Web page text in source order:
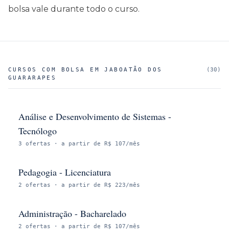
bolsa vale durante todo o curso.
CURSOS COM BOLSA EMJABOATÃO DOS
GUARARAPES
(30 )
Análise e Desenvolvimento de Sistemas -
Tecnólogo
3 ofertas · a partir de R$ 107/mês
Pedagogia - Licenciatura
2 ofertas · a partir de R$ 223/mês
Administração - Bacharelado
2 ofertas · a partir de R$ 107/mês